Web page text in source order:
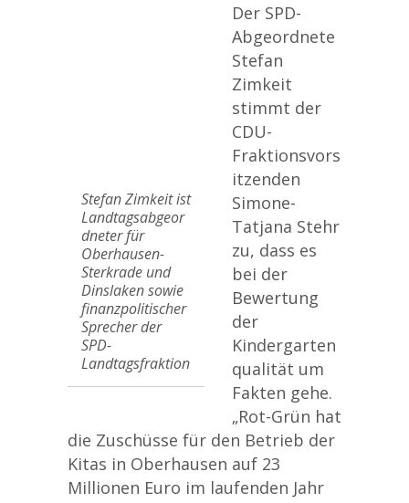
Stefan Zimkeit ist
Landtagsabgeor
dneter für
Oberhausen-
Sterkrade und
Dinslaken sowie
finanzpolitischer
Sprecher der
SPD-
Landtagsfraktion
Der SPD-
Abgeordnete
Stefan
Zimkeit
stimmt der
CDU-
Fraktionsvors
itzenden
Simone-
Tatjana Stehr
zu, dass es
bei der
Bewertung
der
Kindergarten
qualität um
Fakten gehe.
„Rot-Grün hat
die Zuschüsse für den Betrieb der
Kitas in Oberhausen auf 23
Millionen Euro im laufenden Jahr